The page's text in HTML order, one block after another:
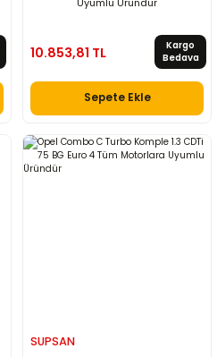
10.853,81 TL
Kargo
Bedava
Sepete Ekle
SUPSAN